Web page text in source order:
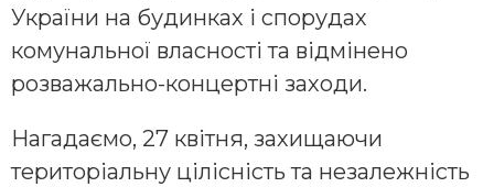
України на будинках і спорудах
комунальної власності та відмінено
розважально-концертні заходи.
Нагадаємо, 27 квітня, захищаючи
територіальну цілісність та незалежність